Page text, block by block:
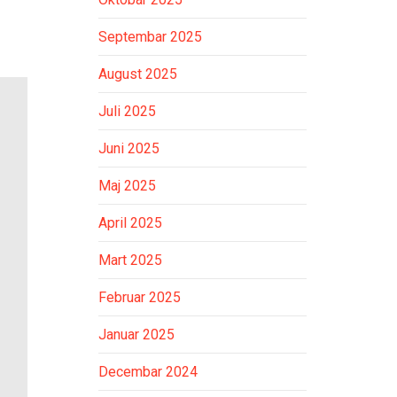
Septembar 2025
August 2025
Juli 2025
Juni 2025
Maj 2025
April 2025
Mart 2025
Februar 2025
Januar 2025
Decembar 2024